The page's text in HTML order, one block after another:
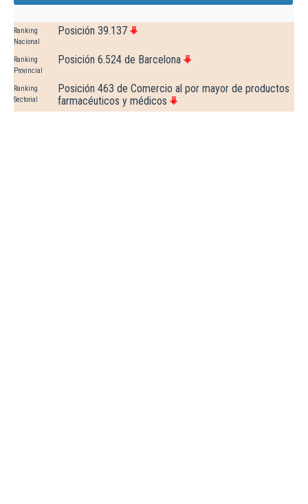
Ranking
Nacional
Posición 39.137
Ranking
Provincial
Posición 6.524 de Barcelona
Ranking
Sectorial
Posición 463 de Comercio al por mayor de productos
farmacéuticos y médicos